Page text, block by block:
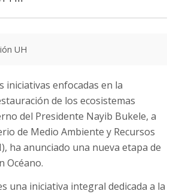
UH
iniciativas enfocadas en la
de los ecosistemas
del Presidente Nayib Bukele, a
de Medio Ambiente y Recursos
ha anunciado una nueva etapa de
Océano.
una iniciativa integral dedicada a la